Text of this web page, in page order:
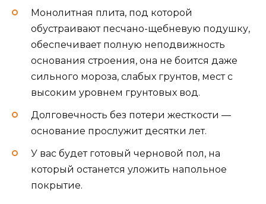
Монолитная плита, под которой
обустраивают песчано-щебневую подушку,
обеспечивает полную неподвижность
основания строения, она не боится даже
сильного мороза, слабых грунтов, мест с
высоким уровнем грунтовых вод.
Долговечность без потери жесткости —
основание прослужит десятки лет.
У вас будет готовый черновой пол, на
который останется уложить напольное
покрытие.